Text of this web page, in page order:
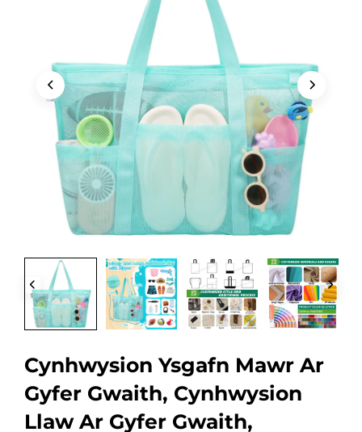
Cynhwysion Ysgafn Mawr Ar
Gyfer Gwaith, Cynhwysion
Llaw Ar Gyfer Gwaith,